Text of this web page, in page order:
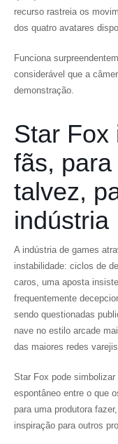
recurso rastreia os
dos quatro avatares
Funciona
considerável que a
demonstração.
Star Fox
fãs,
talvez,
indústria
A indústria de games
instabilidade: ciclos de
caros, uma aposta
frequentemente
sendo questionadas
nave no estilo arcade
das maiores redes
Star Fox pode
espontâneo entre o que
para uma produtora
inspiração para outros